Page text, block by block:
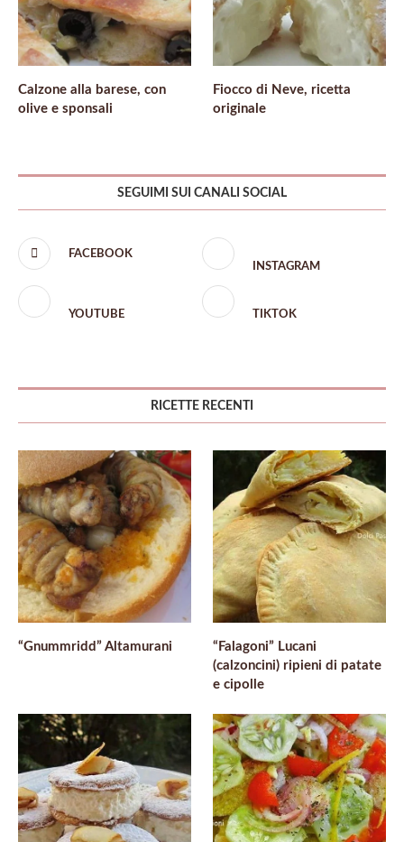
Calzone alla barese, con
olive e sponsali
Fiocco di Neve, ricetta
originale
SEGUIMI SUI CANALI SOCIAL
FACEBOOK
INSTAGRAM
YOUTUBE TIKTOK
RICETTE RECENTI
“Gnummridd” Altamurani
“Falagoni” Lucani
(calzoncini) ripieni di patate
e cipolle